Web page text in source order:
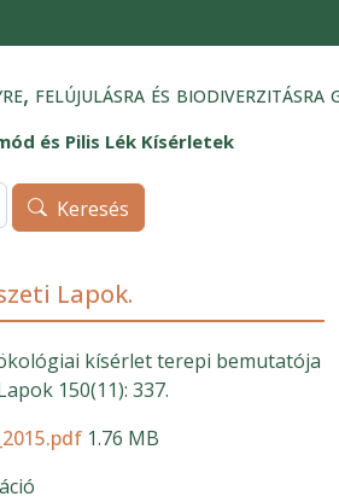
felújulásra és
és Pilis Lék Kísérletek
Keresés
Lapok.
kísérlet terepi bemutatója
150(11): 337.
1.76 MB